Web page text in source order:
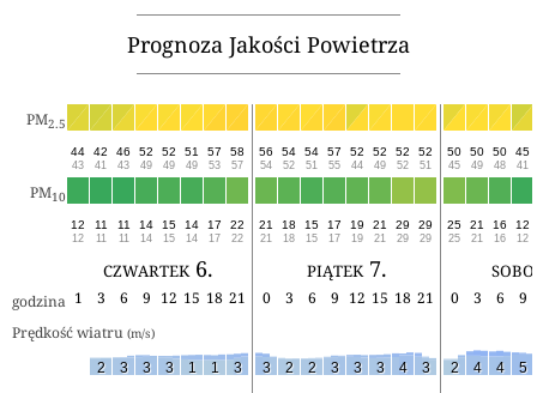
Prognoza Jakości Powietrza
PM2.5
44
43
42
41
46
43
52
49
52
49
51
49
57
53
58
57
56
54
54
52
54
51
57
55
52
44
52
49
52
52
52
51
50
45
50
49
50
48
45
41
PM10
12
12
11
11
11
11
14
14
15
15
14
14
17
17
22
22
21
21
18
18
15
15
17
17
19
19
21
21
29
29
29
29
25
25
21
21
16
16
12
12
czwartek 6. piątek 7.
godzina 1 3 6 9 12 15 18 21 0 3 6 9 12 15 18 21 0 3 6
9
Prędkość wiatru (m/s)
2 3 3 3 1 1 3 3 2 2 3 3 3 4 3 2 4 4 5